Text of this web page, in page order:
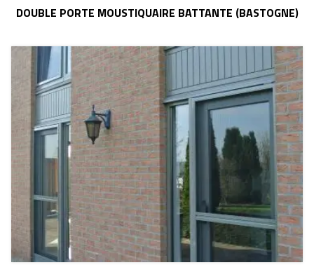
DOUBLE PORTE MOUSTIQUAIRE BATTANTE (BASTOGNE)